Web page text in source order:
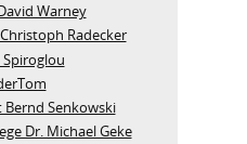
Warney
Radecker
Bernd Senkowski
Dr. Michael Geke